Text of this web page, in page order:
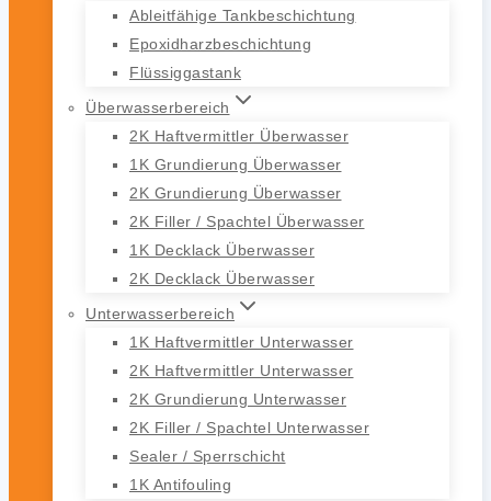
Ableitfähige Tankbeschichtung
Epoxidharzbeschichtung
Flüssiggastank
Überwasserbereich
2K Haftvermittler Überwasser
1K Grundierung Überwasser
2K Grundierung Überwasser
2K Filler / Spachtel Überwasser
1K Decklack Überwasser
2K Decklack Überwasser
Unterwasserbereich
1K Haftvermittler Unterwasser
2K Haftvermittler Unterwasser
2K Grundierung Unterwasser
2K Filler / Spachtel Unterwasser
Sealer / Sperrschicht
1K Antifouling